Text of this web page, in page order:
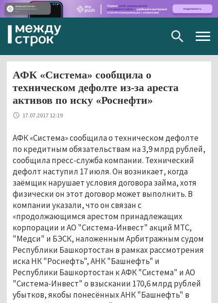
АФК «Система» сообщила о
техническом дефолте из-за ареста
активов по иску «Роснефти»
17.07.2017 12:19
АФК «Система» сообщила о техническом дефолте
по кредитным обязательствам на 3,9 млрд рублей,
сообщила пресс-служба компании. Технический
дефолт наступил 17 июля. Он возникает, когда
заёмщик нарушает условия договора займа, хотя
физически он этот договор может выполнить. В
компании указали, что он связан с
«продолжающимся арестом принадлежащих
корпорации и АО "Система-Инвест" акций МТС,
"Медси" и БЭСК, наложенным Арбитражным судом
Республики Башкортостан в рамках рассмотрения
иска НК "Роснефть", АНК "Башнефть" и
Республики Башкортостан к АФК "Система" и АО
"Система-Инвест" о взыскании 170,6 млрд рублей
убытков, якобы понесённых АНК "Башнефть" в